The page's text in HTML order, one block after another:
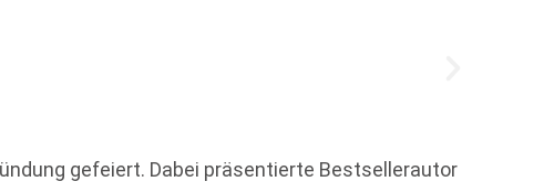
gefeiert. Dabei präsentierte Bestsellerautor